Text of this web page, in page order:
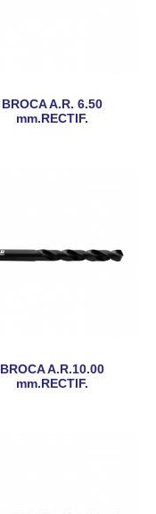
BROCA A.R. 6.50
mm.RECTIF.
BROCA A.R.10.00
mm.RECTIF.